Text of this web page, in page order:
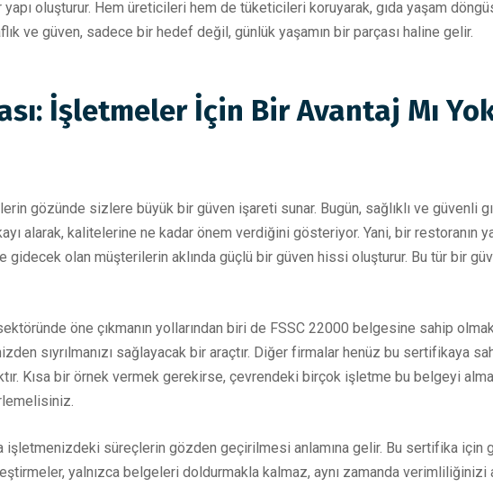
oluşturur. Hem üreticileri hem de tüketicileri koruyarak, gıda yaşam
ve güven, sadece bir hedef değil, günlük yaşamın bir parçası haline gelir.
İşletmeler İçin Bir Avantaj Mı
gözünde sizlere büyük bir güven işareti sunar. Bugün, sağlıklı ve güvenli
alarak, kalitelerine ne kadar önem verdiğini gösteriyor. Yani, bir restoranın
olan müşterilerin aklında güçlü bir güven hissi oluşturur. Bu tür bir
öne çıkmanın yollarından biri de FSSC 22000 belgesine sahip
sıyrılmanızı sağlayacak bir araçtır. Diğer firmalar henüz bu sertifikaya
Kısa bir örnek vermek gerekirse, çevrendeki birçok işletme bu belgeyi
işletmenizdeki süreçlerin gözden geçirilmesi anlamına gelir. Bu sertifika için
yalnızca belgeleri doldurmakla kalmaz, aynı zamanda verimliliğinizi